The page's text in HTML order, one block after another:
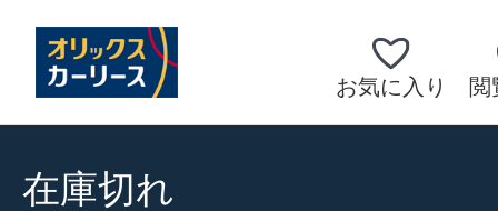
お気に入り 閲
在庫切れ